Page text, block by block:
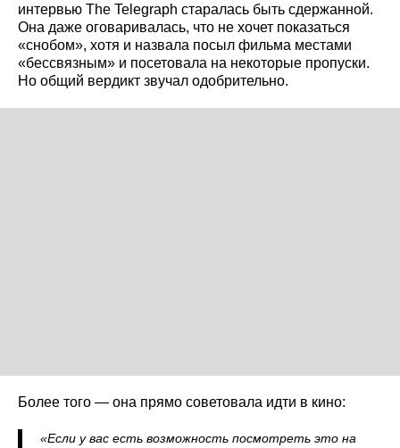
интервью The Telegraph старалась быть сдержанной.
Она даже оговаривалась, что не хочет показаться
«снобом», хотя и назвала посыл фильма местами
«бессвязным» и посетовала на некоторые пропуски.
Но общий вердикт звучал одобрительно.
Более того — она прямо советовала идти в кино:
«Если у вас есть возможность посмотреть это на